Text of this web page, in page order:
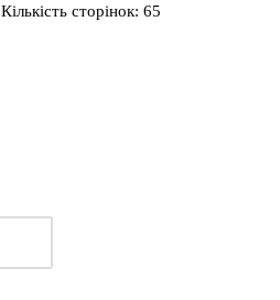
Кількість сторінок: 65